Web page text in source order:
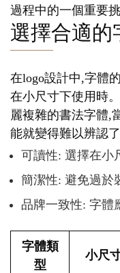
過程中的一個重要挑
選擇合適的
在logo設計中,字體
在小尺寸下使用時
麗複雜的書法字體,
能就變得難以辨認
可讀性: 選擇在小
簡潔性: 避免過於
品牌一致性: 字體
字體類
型
小尺